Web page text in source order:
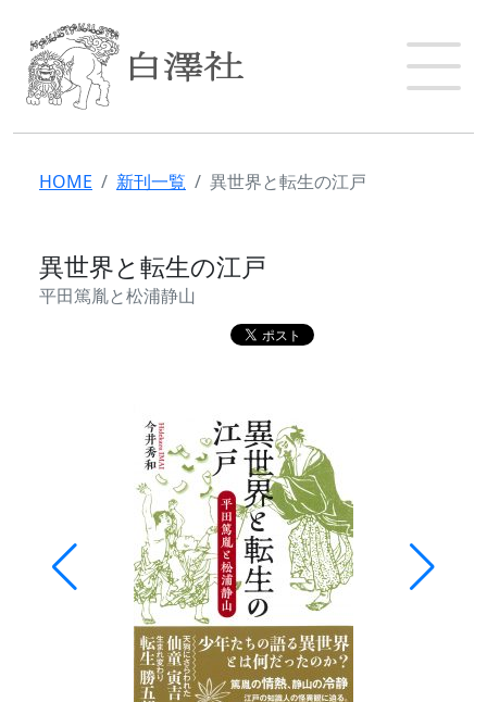
HOME 新刊一覧 異世界と転生の江戸
異世界と転生の江戸
平田篤胤と松浦静山